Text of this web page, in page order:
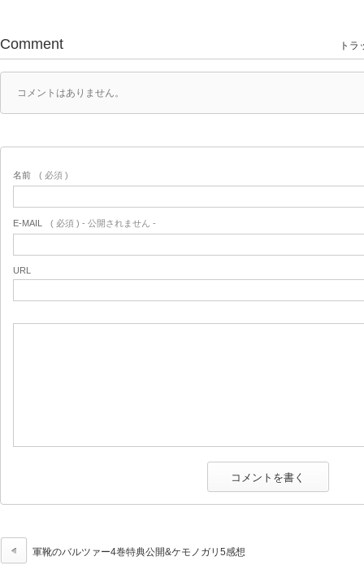
Comment トラ
コメントはありません。
名前 ( 必須 )
E-MAIL ( 必須 ) - 公開されません -
URL
軍靴のバルツァー4巻特典公開&ケモノガリ5感想